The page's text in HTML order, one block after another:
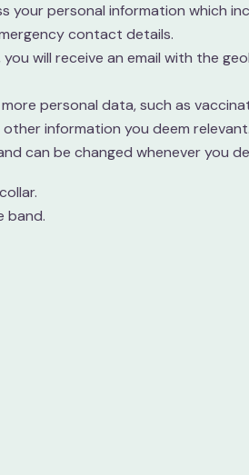
your personal information which
contact details.
will receive an email with the
personal data, such as
information you deem relevant.
can be changed whenever you
band.